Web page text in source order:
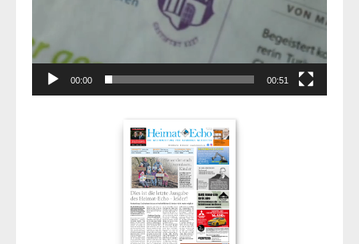
00:00 00:51